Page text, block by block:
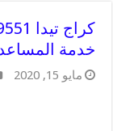
خدمة
مايو 15, 2020